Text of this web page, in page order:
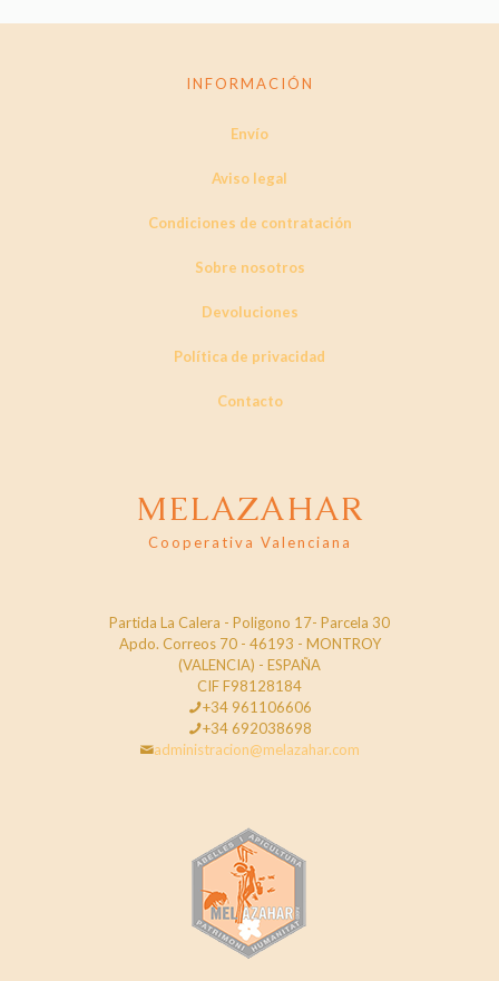
INFORMACIÓN
Envío
Aviso legal
Condiciones de contratación
Sobre nosotros
Devoluciones
Política de privacidad
Contacto
MELAZAHAR
Cooperativa Valenciana
Partida La Calera - Poligono 17- Parcela 30
Apdo. Correos 70 - 46193 - MONTROY
(VALENCIA) - ESPAÑA
CIF F98128184
+34 961106606
+34 692038698
administracion@melazahar.com